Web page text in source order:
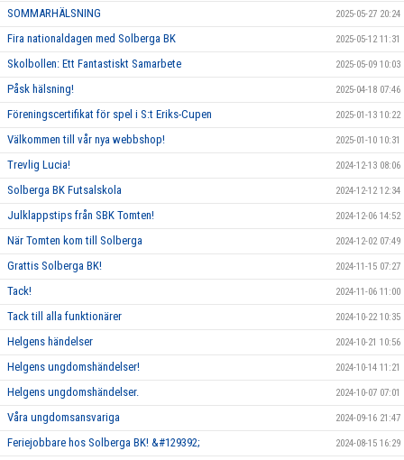
SOMMARHÄLSNING 2025-05-27 20:24
Fira nationaldagen med Solberga BK 2025-05-12 11:31
Skolbollen: Ett Fantastiskt Samarbete 2025-05-09 10:03
Påsk hälsning! 2025-04-18 07:46
Föreningscertifikat för spel i S:t Eriks-Cupen 2025-01-13 10:22
Välkommen till vår nya webbshop! 2025-01-10 10:31
Trevlig Lucia! 2024-12-13 08:06
Solberga BK Futsalskola 2024-12-12 12:34
Julklappstips från SBK Tomten! 2024-12-06 14:52
När Tomten kom till Solberga 2024-12-02 07:49
Grattis Solberga BK! 2024-11-15 07:27
Tack! 2024-11-06 11:00
Tack till alla funktionärer 2024-10-22 10:35
Helgens händelser 2024-10-21 10:56
Helgens ungdomshändelser! 2024-10-14 11:21
Helgens ungdomshändelser. 2024-10-07 07:01
Våra ungdomsansvariga 2024-09-16 21:47
Feriejobbare hos Solberga BK! &#129392; 2024-08-15 16:29